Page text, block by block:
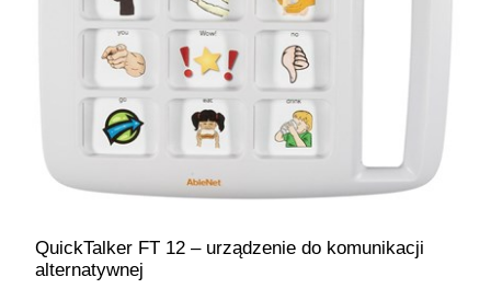
QuickTalker FT 12 – urządzenie do komunikacji
alternatywnej